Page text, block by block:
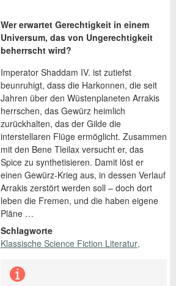
Wer erwartet Gerechtigkeit in einem
Universum, das von Ungerechtigkeit
beherrscht wird?
Imperator Shaddam IV. ist zutiefst
beunruhigt, dass die Harkonnen, die seit
Jahren über den Wüstenplaneten Arrakis
herrschen, das Gewürz heimlich
zurückhalten, das der Gilde die
interstellaren Flüge ermöglicht. Zusammen
mit den Bene Tleilax versucht er, das
Spice zu synthetisieren. Damit löst er
einen Gewürz-Krieg aus, in dessen Verlauf
Arrakis zerstört werden soll – doch dort
leben die Fremen, und die haben eigene
Pläne …
Schlagworte
Klassische Science Fiction Literatur